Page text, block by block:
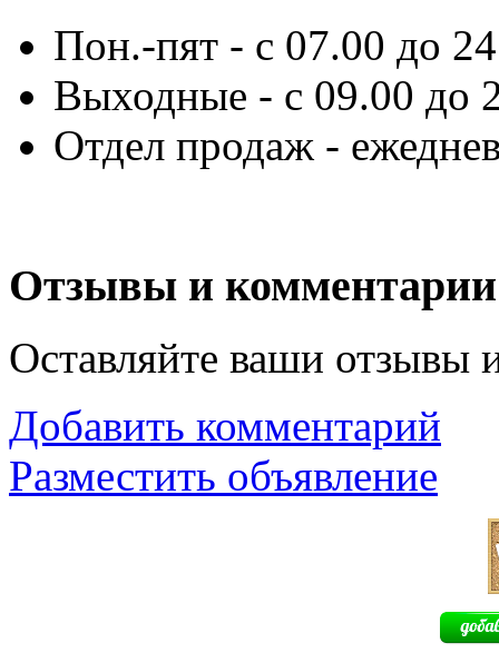
Пон.-пят - с 07.00 до
Выходные - с 09.00 до
Отдел продаж -
Отзывы и комментарии
Оставляйте ваши отзывы
Добавить комментарий
Разместить объявление